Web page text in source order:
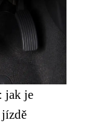
jak je